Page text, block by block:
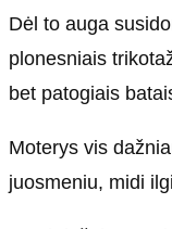
Dėl to auga
plonesniais
bet patogiais
Moterys vis
juosmeniu, midi